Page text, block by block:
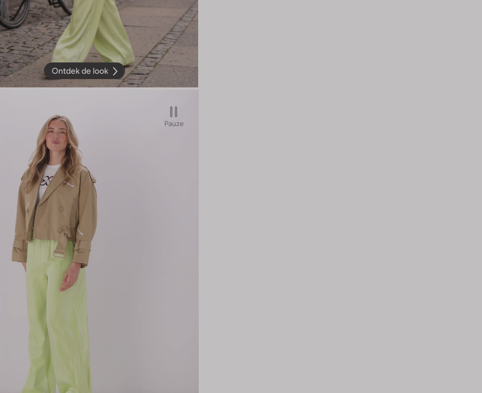
Ontdek de look
Pauze